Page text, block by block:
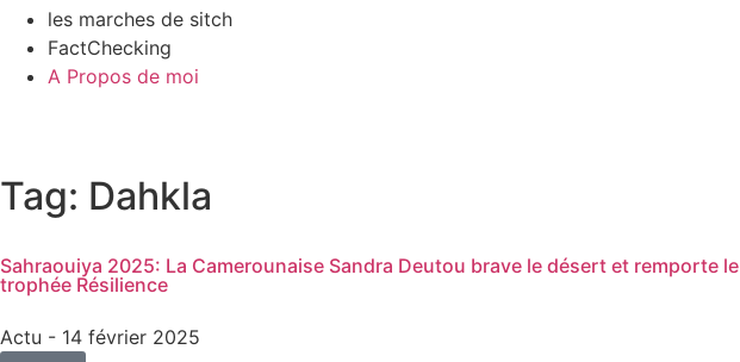
les marches de sitch
FactChecking
A Propos de moi
Tag: Dahkla
Sahraouiya 2025: La Camerounaise Sandra Deutou brave le désert et remporte le
trophée Résilience
Actu - 14 février 2025